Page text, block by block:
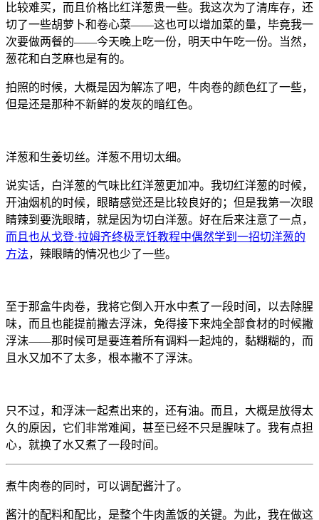
比较难买，而且价格比红洋葱贵一些。我这次为了清库存，还
切了一些胡萝卜和卷心菜——这也可以增加菜的量，毕竟我一
次要做两餐的——今天晚上吃一份，明天中午吃一份。当然，
葱花和白芝麻也是有的。
拍照的时候，大概是因为解冻了吧，牛肉卷的颜色红了一些，
但是还是那种不新鲜的发灰的暗红色。
洋葱和生姜切丝。洋葱不用切太细。
说实话，白洋葱的气味比红洋葱更加冲。我切红洋葱的时候，
开油烟机的时候，眼睛感觉还是比较良好的；但是我第一次眼
睛辣到要洗眼睛，就是因为切白洋葱。好在后来注意了一点，
而且也从戈登·拉姆齐终极烹饪教程中偶然学到一招切洋葱的
方法，辣眼睛的情况也少了一些。
至于那盒牛肉卷，我将它倒入开水中煮了一段时间，以去除腥
味，而且也能提前撇去浮沫，免得接下来炖全部食材的时候撇
浮沫——那时候可是要连着所有调料一起炖的，黏糊糊的，而
且水又加不了太多，根本撇不了浮沫。
只不过，和浮沫一起煮出来的，还有油。而且，大概是放得太
久的原因，它们非常难闻，甚至已经不只是腥味了。我有点担
心，就换了水又煮了一段时间。
煮牛肉卷的同时，可以调配酱汁了。
酱汁的配料和配比，是整个牛肉盖饭的关键。为此，我在做这